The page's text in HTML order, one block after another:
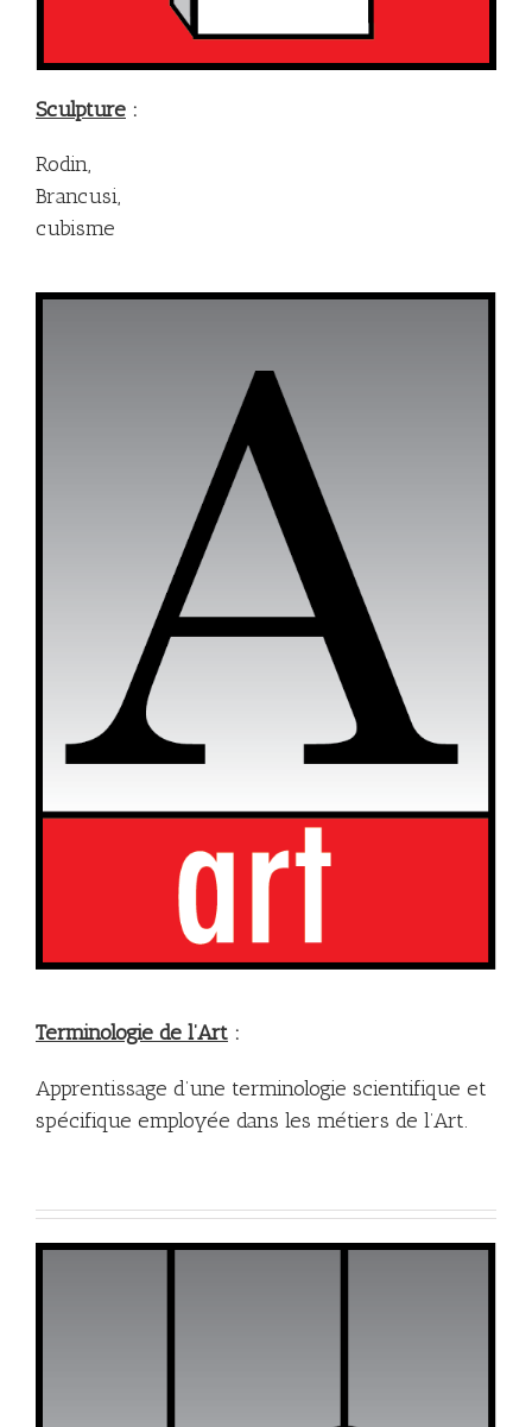
Sculpture :
Rodin,
Brancusi,
cubisme
Terminologie de l’Art :
Apprentissage d’une terminologie scientifique et
spécifique employée dans les métiers de l’Art.